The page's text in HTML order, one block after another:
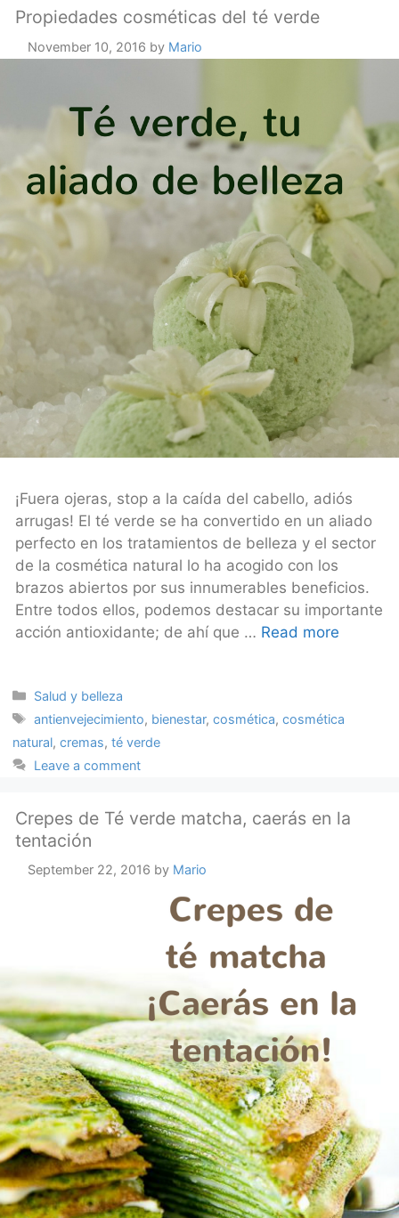
Propiedades cosméticas del té verde
November 10, 2016 by Mario
¡Fuera ojeras, stop a la caída del cabello, adiós
arrugas! El té verde se ha convertido en un aliado
perfecto en los tratamientos de belleza y el sector
de la cosmética natural lo ha acogido con los
brazos abiertos por sus innumerables beneficios.
Entre todos ellos, podemos destacar su importante
acción antioxidante; de ahí que … Read more
Categories
Salud y belleza
Tags
antienvejecimiento, bienestar, cosmética, cosmética
natural,cremas,té verde
Leave a comment
Crepes de Té verde matcha, caerás en la
tentación
September 22, 2016 by Mario